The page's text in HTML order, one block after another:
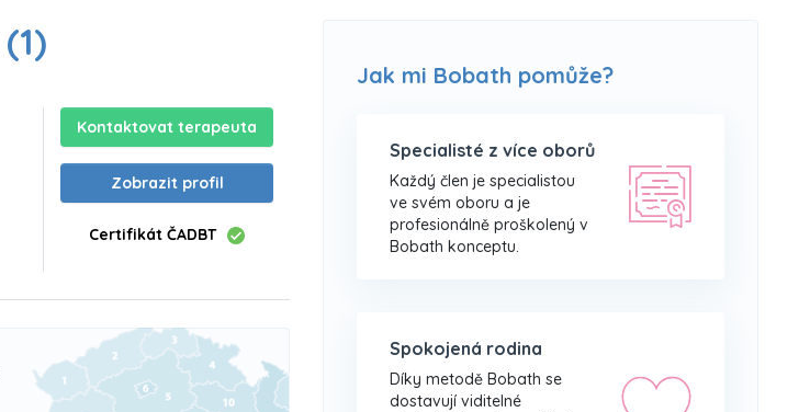
(1)
Kontaktovat terapeuta
Zobrazit profil
Certifikát ČADBT
Jak mi Bobath pomůže?
Specialisté z více oborů
Každý člen je specialistou
ve svém oboru a je
profesionálně proškolený v
Bobath konceptu.
Spokojená rodina
Díky metodě Bobath se
dostavují viditelné